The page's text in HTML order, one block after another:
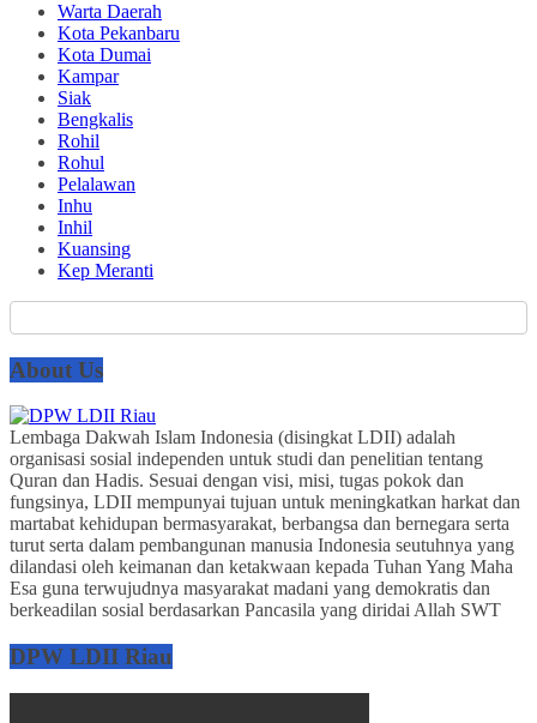
Warta Daerah
Kota Pekanbaru
Kota Dumai
Kampar
Siak
Bengkalis
Rohil
Rohul
Pelalawan
Inhu
Inhil
Kuansing
Kep Meranti
About Us
Lembaga Dakwah Islam Indonesia (disingkat LDII) adalah
organisasi sosial independen untuk studi dan penelitian tentang
Quran dan Hadis. Sesuai dengan visi, misi, tugas pokok dan
fungsinya, LDII mempunyai tujuan untuk meningkatkan harkat dan
martabat kehidupan bermasyarakat, berbangsa dan bernegara serta
turut serta dalam pembangunan manusia Indonesia seutuhnya yang
dilandasi oleh keimanan dan ketakwaan kepada Tuhan Yang Maha
Esa guna terwujudnya masyarakat madani yang demokratis dan
berkeadilan sosial berdasarkan Pancasila yang diridai Allah SWT
DPW LDII Riau